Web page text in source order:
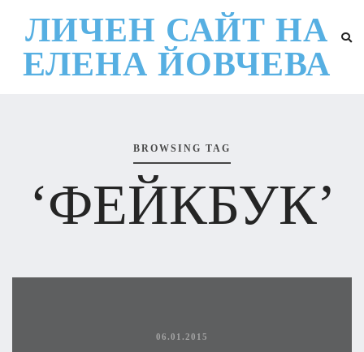
ЛИЧЕН САЙТ НА
ЕЛЕНА ЙОВЧЕВА
BROWSING TAG
‘ФЕЙКБУК’
06.01.2015